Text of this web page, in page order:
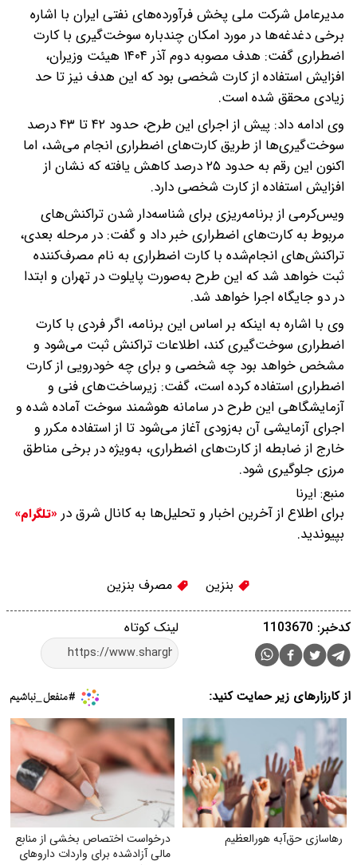
مدیرعامل شرکت ملی پخش فرآورده‌های نفتی ایران با اشاره
برخی دغدغه‌ها در مورد امکان چندباره سوخت‌گیری با کارت
اضطراری گفت: هدف مصوبه دوم آذر ۱۴۰۴ هیئت وزیران،
افزایش استفاده از کارت شخصی بود که این هدف نیز تا حد
زیادی محقق شده است.
وی ادامه داد: پیش از اجرای این طرح، حدود ۴۲ تا ۴۳ درصد
سوخت‌گیری‌ها از طریق کارت‌های اضطراری انجام می‌شد، اما
اکنون این رقم به حدود ۲۵ درصد کاهش یافته که نشان از
افزایش استفاده از کارت شخصی دارد.
ویس‌کرمی از برنامه‌ریزی برای شناسه‌دار شدن تراکنش‌های
مربوط به کارت‌های اضطراری خبر داد و گفت: در مرحله بعدی،
تراکنش‌های انجام‌شده با کارت اضطراری به نام مصرف‌کننده
ثبت خواهد شد که این طرح به‌صورت پایلوت در تهران و ابتدا
در دو جایگاه اجرا خواهد شد.
وی با اشاره به اینکه بر اساس این برنامه، اگر فردی با کارت
اضطراری سوخت‌گیری کند، اطلاعات تراکنش ثبت می‌شود و
مشخص خواهد بود چه شخصی و برای چه خودرویی از کارت
اضطراری استفاده کرده است، گفت: زیرساخت‌های فنی و
آزمایشگاهی این طرح در سامانه هوشمند سوخت آماده شده و
اجرای آزمایشی آن به‌زودی آغاز می‌شود تا از استفاده مکرر و
خارج از ضابطه از کارت‌های اضطراری، به‌ویژه در برخی مناطق
مرزی جلوگیری شود.
منبع: ایرنا
برای اطلاع از آخرین اخبار و تحلیل‌ها به کانال شرق در «تلگرام»
بپیوندید.
بنزین مصرف بنزین
لینک کوتاه کدخبر: 1103670
از کارزارهای زیر حمایت کنید:
رهاسازی حق‌آبه هورالعظیم
درخواست اختصاص بخشی از منابع
مالی آزادشده برای واردات داروهای